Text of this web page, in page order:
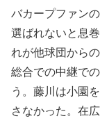
バカープファン
選ばれないと息
れが他球団から
総合での中継で
う。藤川は小園
さなかった。在